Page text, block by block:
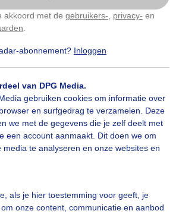
akkoord met de gebruikers- privacy- en
abonnement? Inloggen
van DPG Media.
gebruiken cookies om informatie over
en surfgedrag te verzamelen. Deze
we met de gegevens die je zelf deelt met
een account aanmaakt. Dit doen we om
media te analyseren en onze websites en
als je hier toestemming voor geeft, je
onze content, communicatie en aanbod
hierom dit aan te passen